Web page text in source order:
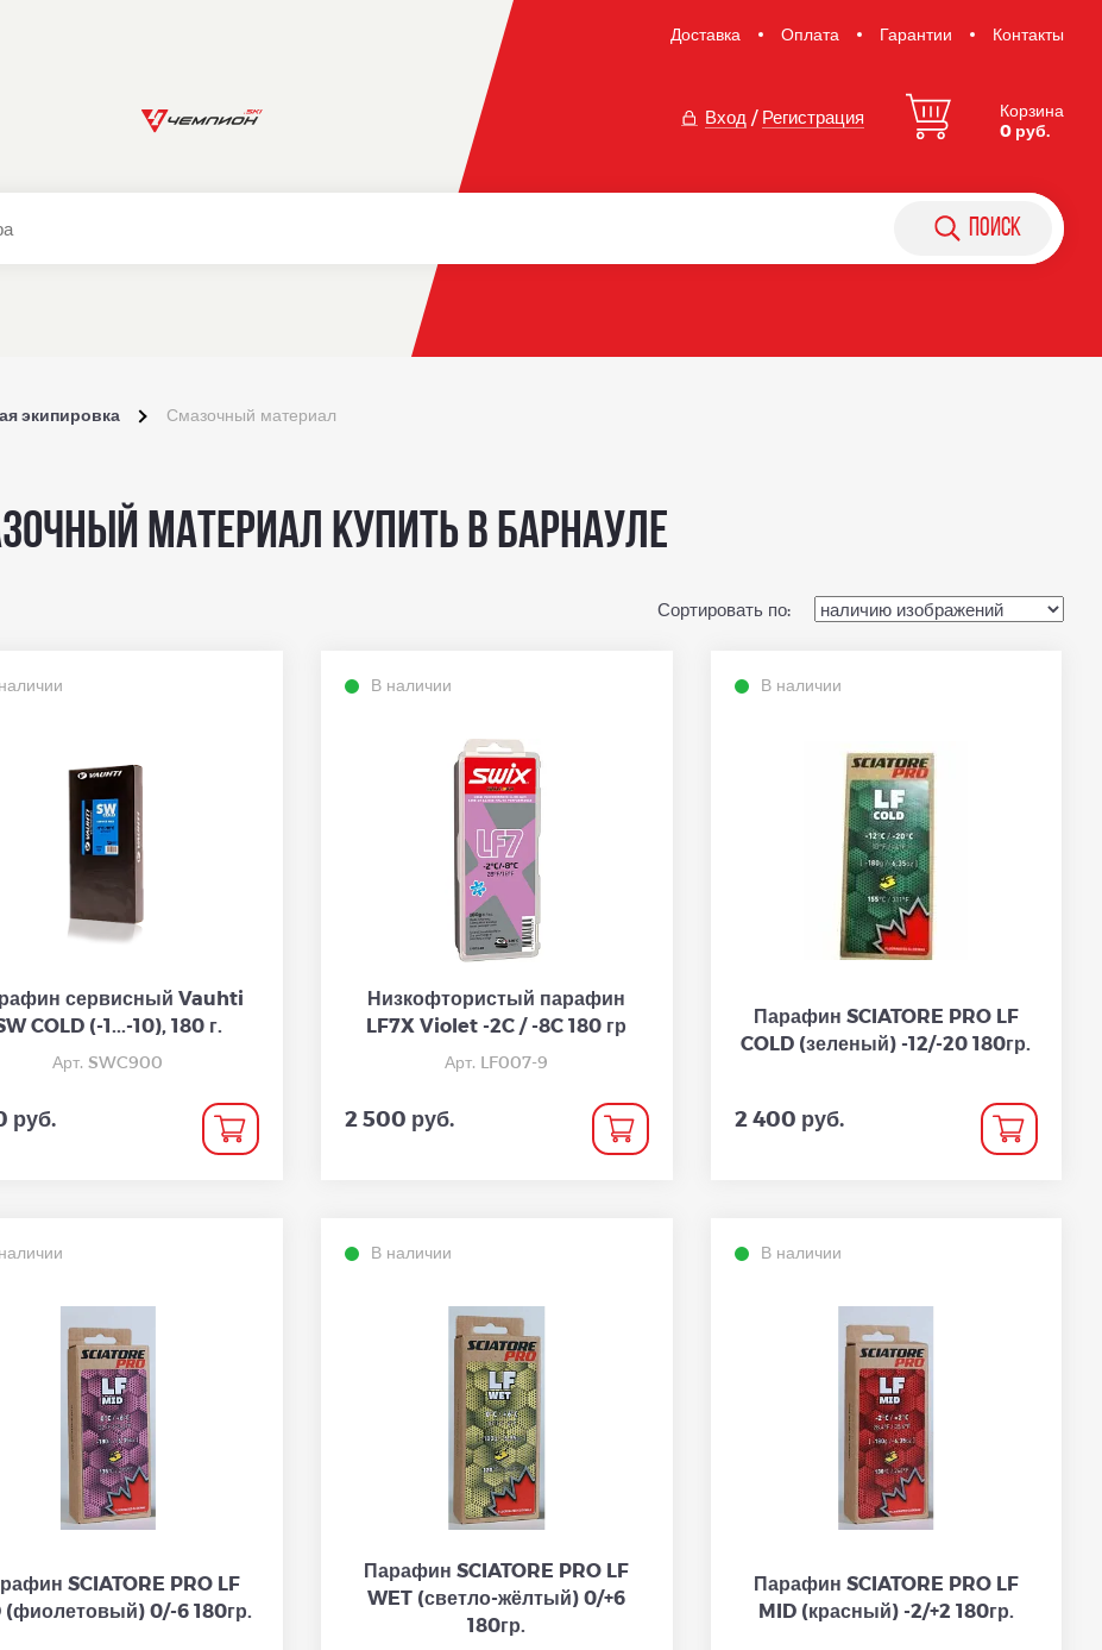
Доставка Оплата Гарантии Контакты
Вход / Регистрация
Корзина
0 руб.
поиск
экипировка Смазочный материал
материал купить в Барнауле
Сортировать по:
сервисный Vauhti
COLD (-1...-10), 180 г.
Арт. SWC900
руб.
В наличии
Низкофтористый парафин
LF7X Violet -2C / -8C 180 гр
Арт. LF007-9
2 500 руб.
В наличии
Парафин SCIATORE PRO LF
COLD (зеленый) -12/-20 180гр.
2 400 руб.
SCIATORE PRO LF
(фиолетовый) 0/-6 180гр.
В наличии
Парафин SCIATORE PRO LF
WET (светло-жёлтый) 0/+6
180гр.
В наличии
Парафин SCIATORE PRO LF
MID (красный) -2/+2 180гр.